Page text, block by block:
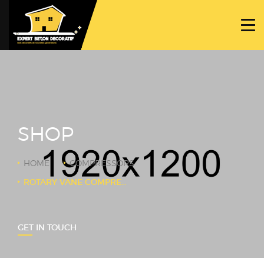
PROJETS
SHOP
HOME COMPRESSORS
ROTARY VANE COMPRESSORS
GET IN TOUCH